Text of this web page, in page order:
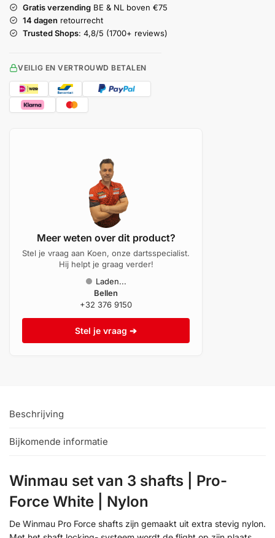
Gratis verzending BE & NL boven €75
14 dagen retourrecht
Trusted Shops: 4,8/5 (1700+ reviews)
VEILIG EN VERTROUWD BETALEN
Meer weten over dit product?
Stel je vraag aan Koen, onze dartsspecialist.
Hij helpt je graag verder!
Laden...
Bellen
+32 376 9150
Stel je vraag ➔
Beschrijving
Bijkomende informatie
Winmau set van 3 shafts | Pro-
Force White | Nylon
De Winmau Pro Force shafts zijn gemaakt uit extra stevig nylon.